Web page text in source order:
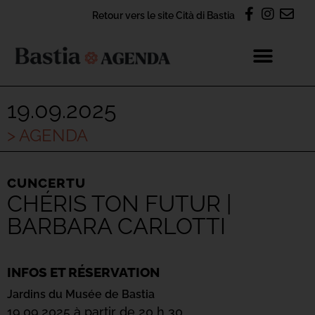
Retour vers le site Cità di Bastia
19.09.2025
> AGENDA
CUNCERTU
CHÉRIS TON FUTUR |
BARBARA CARLOTTI
INFOS ET RÉSERVATION
Jardins du Musée de Bastia
19.09.2025 à partir de 20 h 30